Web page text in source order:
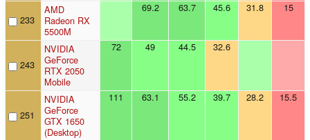
233
AMD
Radeon RX
5500M
69.2 63.7 45.6 31.8 15
243
NVIDIA
GeForce
RTX 2050
Mobile
72 49 44.5 32.6
251
NVIDIA
GeForce
GTX 1650
(Desktop)
111 63.1 55.2 39.7 28.2 15.5